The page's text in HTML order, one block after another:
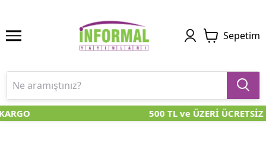
Sepetim
500 TL ve ÜZERİ ÜCRETSİZ